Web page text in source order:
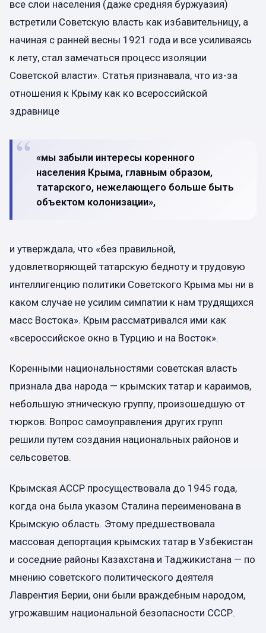
все слои населения (даже средняя буржуазия)
встретили Советскую власть как избавительницу, а
начиная с ранней весны 1921 года и все усиливаясь
к лету, стал замечаться процесс изоляции
Советской власти». Статья признавала, что из-за
отношения к Крыму как ко всероссийской
здравнице
«мы забыли интересы коренного
населения Крыма, главным образом,
татарского, нежелающего больше быть
объектом колонизации»,
и утверждала, что «без правильной,
удовлетворяющей татарскую бедноту и трудовую
интеллигенцию политики Советского Крыма мы ни в
каком случае не усилим симпатии к нам трудящихся
масс Востока». Крым рассматривался ими как
«всероссийское окно в Турцию и на Восток».
Коренными национальностями советская власть
признала два народа — крымских татар и караимов,
небольшую этническую группу, произошедшую от
тюрков. Вопрос самоуправления других групп
решили путем создания национальных районов и
сельсоветов.
Крымская АССР просуществовала до 1945 года,
когда она была указом Сталина переименована в
Крымскую область. Этому предшествовала
массовая депортация крымских татар в Узбекистан
и соседние районы Казахстана и Таджикистана — по
мнению советского политического деятеля
Лаврентия Берии, они были враждебным народом,
угрожавшим национальной безопасности СССР.